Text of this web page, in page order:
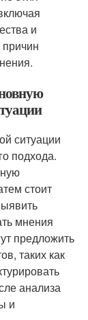
и
ситуации
подхода.
стоит
мнения
предложить
таких как
анализа
и